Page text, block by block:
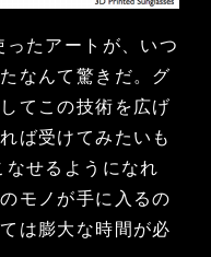
たアートが、いつ
なんて驚きだ。グ
てこの技術を広げ
ば受けてみたいも
せるようになれ
モノが手に入るの
は膨大な時間が必